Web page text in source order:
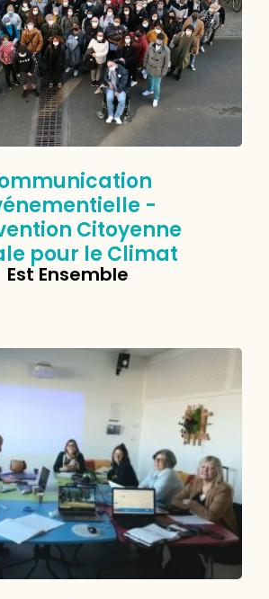
-
Citoyenne
pour le Climat
Est Ensemble